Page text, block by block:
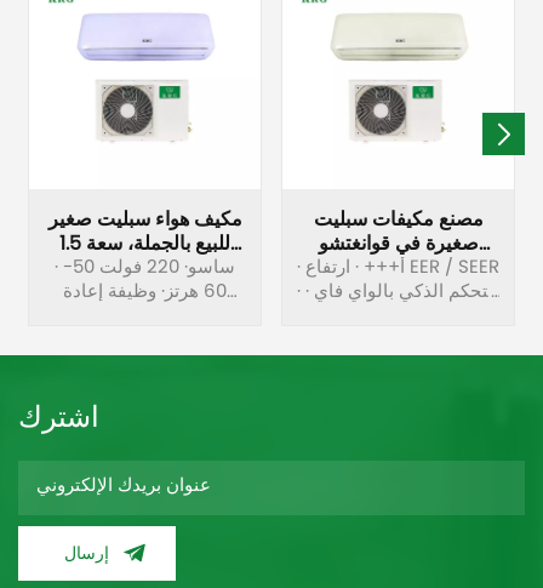
مكيف هواء سبليت صغير
للبيع بالجملة، سعة 1.5
طن، 18000 وحدة حرارية
بريطانية
· ساسو· 220 فولت 50-
60 هرتز· وظيفة إعادة
الصديقة للبيئة
مصنع مكيفات سبليت
صغيرة في قوانغتشو
الصين
· أ+++ · ارتفاع EER / SEER
· التحكم الذكي بالواي فاي ·
· الصداقة البيئية
اشترك
إرسال